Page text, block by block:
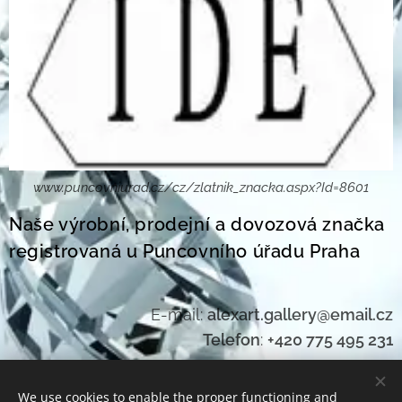
www.puncovniurad.cz/cz/zlatnik_znacka.aspx?Id=8601
Naše výrobní, prodejní a dovozová značka
registrovaná u Puncovního úřadu Praha
E-mail:alexart.gallery@email.cz
Telefon: +420 775 495 231
We use cookies to enable the proper functioning and